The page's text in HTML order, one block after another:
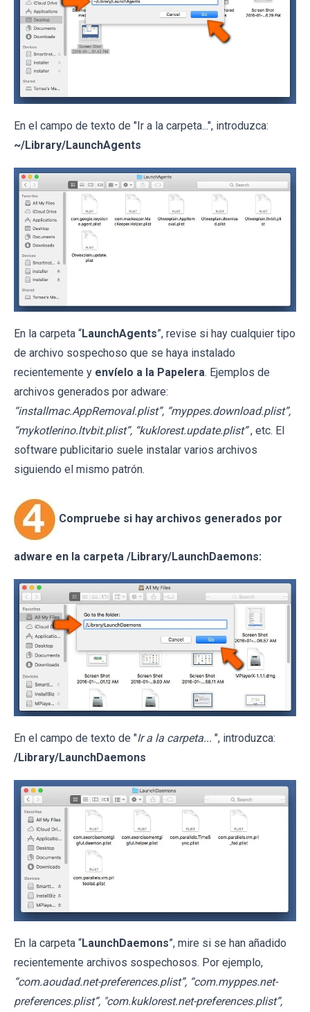
En el campo de texto de "Ir a la carpeta...", introduzca:
~/Library/LaunchAgents
En la carpeta “LaunchAgents”, revise si hay cualquier tipo
de archivo sospechoso que se haya instalado
recientemente y envíelo a la Papelera. Ejemplos de
archivos generados por adware:
“installmac.AppRemoval.plist”, “myppes.download.plist”,
“mykotlerino.ltvbit.plist”, “kuklorest.update.plist” , etc. El
software publicitario suele instalar varios archivos
siguiendo el mismo patrón.
Compruebe si hay archivos generados por
adware en la carpeta /Library/LaunchDaemons:
En el campo de texto de "Ir a la carpeta... ", introduzca:
/Library/LaunchDaemons
En la carpeta “LaunchDaemons”, mire si se han añadido
recientemente archivos sospechosos. Por ejemplo,
“com.aoudad.net-preferences.plist”, “com.myppes.net-
preferences.plist”, "com.kuklorest.net-preferences.plist”,